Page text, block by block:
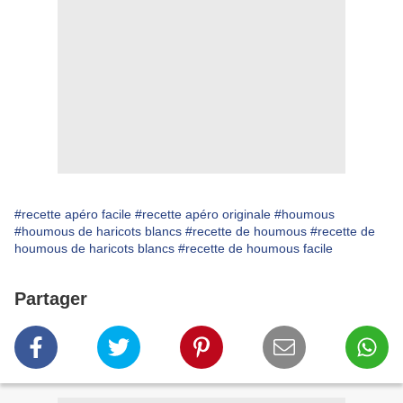
#recette apéro facile #recette apéro originale #houmous
#houmous de haricots blancs #recette de houmous #recette de
houmous de haricots blancs #recette de houmous facile
Partager